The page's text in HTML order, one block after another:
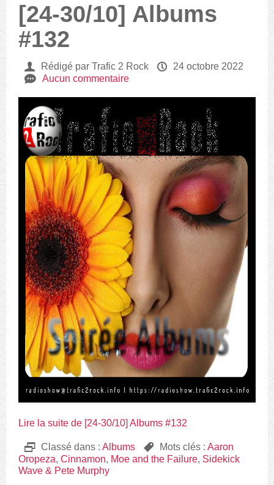
[24-30/10] Albums
#132
U Rédigé par Trafic 2 Rock P 24 octobre 2022
e Aucun commentaire
Lire la suite de [24-30/10] Albums #132
D Classé dans : Albums , Mots clés : Aaron
Oropeza, Cinnamon, Moe and the Failure, Sidekick
Wave & Pete Murphy